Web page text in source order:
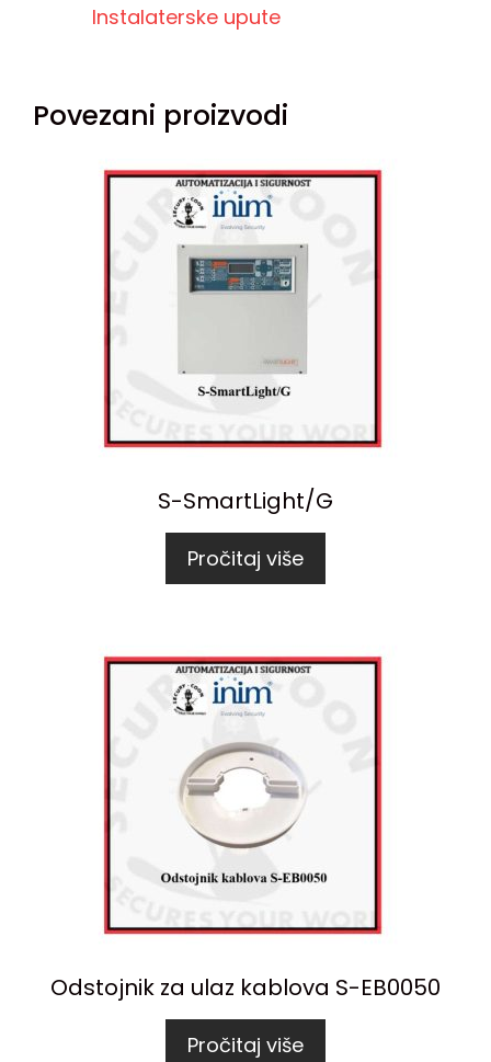
Instalaterske upute
Povezani proizvodi
S-SmartLight/G
Pročitaj više
Odstojnik za ulaz kablova S-EB0050
Pročitaj više